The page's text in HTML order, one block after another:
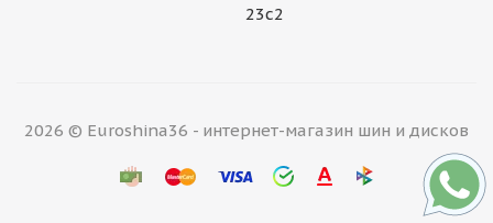
23с2
2026 © Euroshina36 - интернет-магазин шин и дисков